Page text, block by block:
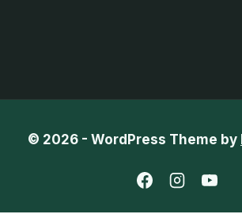
© 2026 - WordPress Theme by